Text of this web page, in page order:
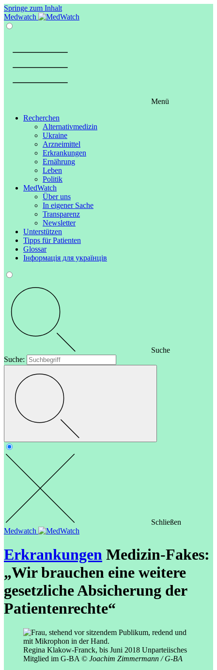
Springe zum Inhalt
Medwatch
Menü
Recherchen
Alternativmedizin
Ukraine
Arzneimittel
Erkrankungen
Ernährung
Leben
Politik
MedWatch
Über uns
In eigener Sache
Transparenz
Newsletter
Unterstützen
Tipps für Patienten
Glossar
Інформація для українців
Suche
Suche:
Schließen
Medwatch
Erkrankungen Medizin-Fakes:
„Wir brauchen eine weitere
gesetzliche Absicherung der
Patientenrechte“
Regina Klakow-Franck, bis Juni 2018 Unparteiisches
Mitglied im G-BA © Joachim Zimmermann / G-BA